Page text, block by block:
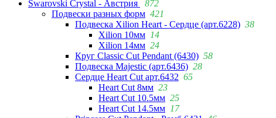
Swarovski Crystal - Австрия
872
Подвески разных форм 421
Подвеска Xilion Heart - Сердце (арт.6228) 38
Xilion 10мм 14
Xilion 14мм 24
Круг Classic Cut Pendant (6430) 58
Подвеска Majestic (арт.6436) 28
Сердце Heart Cut арт.6432 65
Heart Cut 8мм 23
Heart Cut 10.5мм 25
Heart Cut 14.5мм 17